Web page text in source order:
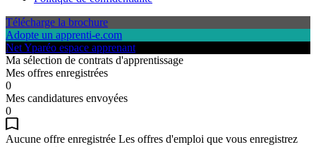
Télécharge la brochure
Adopte un apprenti-e.com
Net Yparéo espace apprenant
Ma sélection de contrats d'apprentissage
Mes offres enregistrées
0
Mes candidatures envoyées
0
Aucune offre enregistrée Les offres d'emploi que vous enregistrez